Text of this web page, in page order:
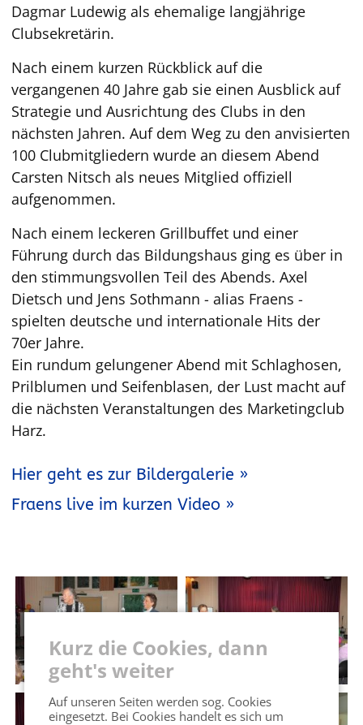
Dagmar Ludewig als ehemalige langjährige
Clubsekretärin.
Nach einem kurzen Rückblick auf die
vergangenen 40 Jahre gab sie einen Ausblick auf
Strategie und Ausrichtung des Clubs in den
nächsten Jahren. Auf dem Weg zu den anvisierten
100 Clubmitgliedern wurde an diesem Abend
Carsten Nitsch als neues Mitglied offiziell
aufgenommen.
Nach einem leckeren Grillbuffet und einer
Führung durch das Bildungshaus ging es über in
den stimmungsvollen Teil des Abends. Axel
Dietsch und Jens Sothmann - alias Fraens -
spielten deutsche und internationale Hits der
70er Jahre.
Ein rundum gelungener Abend mit Schlaghosen,
Prilblumen und Seifenblasen, der Lust macht auf
die nächsten Veranstaltungen des Marketingclub
Harz.
Hier geht es zur Bildergalerie »
Fraens live im kurzen Video »
Kurz die Cookies, dann
geht's weiter
Auf unseren Seiten werden sog. Cookies
eingesetzt. Bei Cookies handelt es sich um